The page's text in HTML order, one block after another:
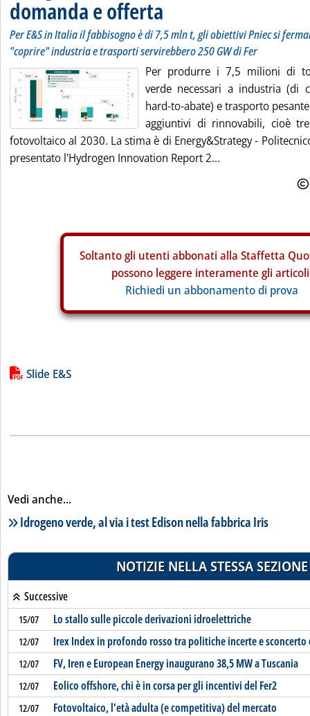
domanda e offerta
Per E&S in Italia il fabbisogno è di 7,5 mln t, gli obiettivi Pniec si
"coprire" industria e trasporti servirebbero 250 GW di Fer
Per produrre i 7,5 milioni di
verde necessari a industria (di
hard-to-abate) e trasporto
aggiuntivi di rinnovabili, cioè
fotovoltaico al 2030. La stima è di Energy&Strategy -
presentato l'Hydrogen Innovation Report 2...
Soltanto gli utenti abbonati alla Staffetta
possono leggere interamente gli
Richiedi un abbonamento di prova
Lista allegati PDF alla notizia
Slide E&S
Vedi anche...
Lista notizie correlate
Idrogeno verde, al via i test Edison nella fabbrica Iris
NOTIZIE NELLA STESSA SEZIONE
Successive
15/07 Lo stallo sulle piccole derivazioni idroelettriche
12/07 Irex Index in profondo rosso tra politiche incerte e sconcerto
12/07 FV, Iren e European Energy inaugurano 38,5 MW a Tuscania
12/07 Eolico offshore, chi è in corsa per gli incentivi del Fer2
12/07 Fotovoltaico, l'età adulta (e competitiva) del mercato